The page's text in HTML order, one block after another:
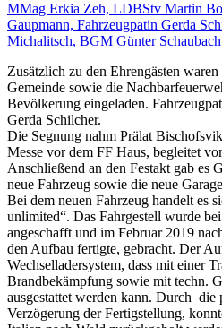
Zusätzlich zu den Ehrengästen
Gemeinde sowie die
Bevölkerung eingeladen.
Gerda Schilcher.
Die Segnung nahm Prälat
Messe vor dem FF Haus, begleitet
Anschließend an den Festakt gab es
neue Fahrzeug sowie die neue
Bei dem neuen Fahrzeug handelt es
unlimited“. Das Fahrgestell wurde
angeschafft und im Februar 2019
den Aufbau fertigte, gebracht. Der
Wechselladersystem, dass mit einer
Brandbekämpfung sowie mit techn.
ausgestattet werden kann. Durch die
Verzögerung der Fertigstellung,